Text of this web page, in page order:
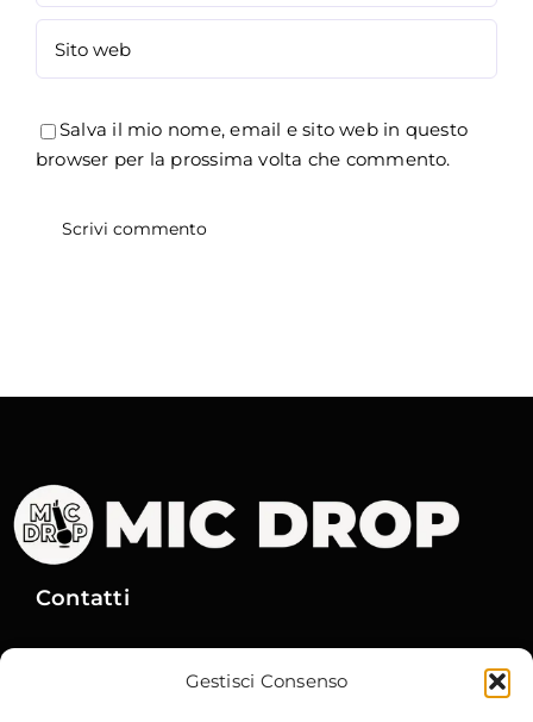
Gestisci Consenso
Salva il mio nome, email e sito web in questo
browser per la prossima volta che commento.
Contatti